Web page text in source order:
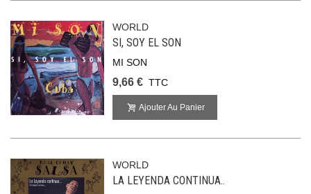
WORLD
SI, SOY EL SON
MI SON
9,66 € TTC
Ajouter Au Panier
WORLD
LA LEYENDA CONTINUA..